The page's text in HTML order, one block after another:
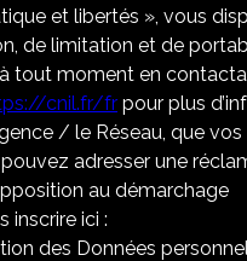
et libertés », vous
de limitation et de
tout moment en
cnil.fr/fr pour plus
/ le Réseau, que
adresser une
au démarchage
inscrire ici :
des Données